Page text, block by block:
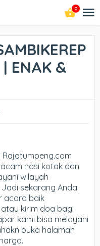
0
ENAK &
Rajatumpeng.com
nasi kotak dan
wilayah
sekarang Anda
acara baik
kirim doa bagi
kami bisa melayani
buka halaman